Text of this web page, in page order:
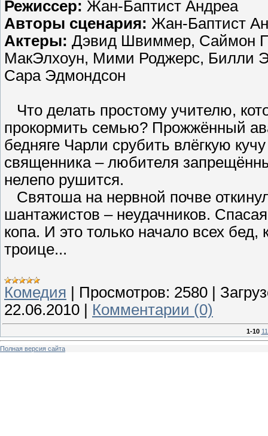
Режиссер: Жан-Баптист Андреа
Авторы сценария: Жан-Баптист
Актеры: Дэвид Швиммер, Саймон
МакЭлхоун, Мими Роджерс, Билли
Сара Эдмондсон
Что делать простому учителю,
прокормить семью? Прожжённый
бедняге Чарли срубить влёгкую
священника – любителя
нелепо рушится.
Святоша на нервной почве
шантажистов – неудачников.
копа. И это только начало всех
троице...
Комедия | Просмотров: 2580 |
22.06.2010 | Комментарии (0)
1-10
Полная версия сайта